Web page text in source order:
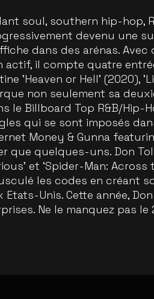
soul, southern hip-hop,
devenu une
dans des arénas.
actif, il compte quatre
'Heaven or Hell' (2020),
non seulement sa
le Billboard Top R&B/Hip-
qui se sont imposés
Money & Gunna
que quelques-uns. Don
et ‘Spider-Man:
les codes en créant
Etats-Unis. Cette année,
Ne le manquez pas le